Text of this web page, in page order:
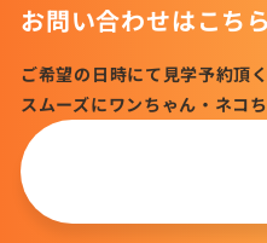
お問い合わせはこち
ご希望の日時にて見学予約頂
スムーズにワンちゃん・ネコ